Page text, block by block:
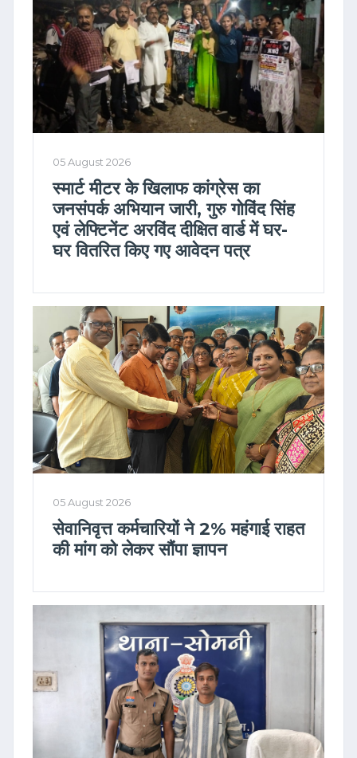
05 August 2026
स्मार्ट मीटर के खिलाफ कांग्रेस का
जनसंपर्क अभियान जारी, गुरु गोविंद सिंह
एवं लेफ्टिनेंट अरविंद दीक्षित वार्ड में घर-
घर वितरित किए गए आवेदन पत्र
05 August 2026
सेवानिवृत्त कर्मचारियों ने 2% महंगाई राहत
की मांग को लेकर सौंपा ज्ञापन